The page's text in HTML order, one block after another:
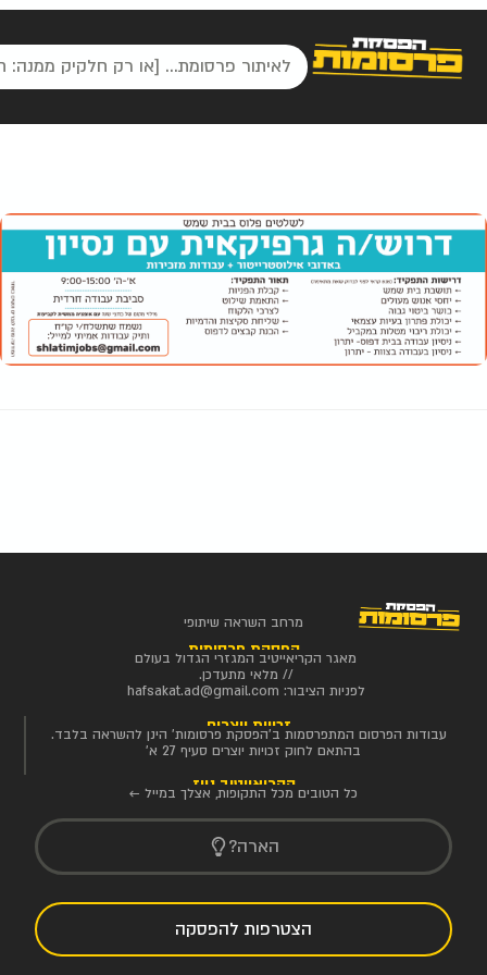
מרחב השראה שיתופי
הפסקת פרסומות
מאגר הקריאייטיב המגזרי הגדול בעולם
// מלאי מתעדכן.
לפניות הציבור: hafsakat.ad@gmail.com
זכויות יוצרים
עבודות הפרסום המתפרסמות ב'הפסקת פרסומות' הינן להשראה בלבד.
בהתאם לחוק זכויות יוצרים סעיף 27 א'
הקריאייטיב ניוז
כל הטובים מכל התקופות, אצלך במייל ←
הארה?
הצטרפות להפסקה